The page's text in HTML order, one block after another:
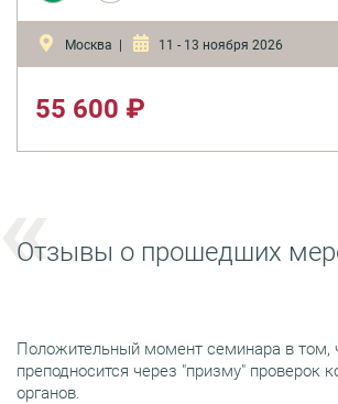
Москва | 11 - 13 ноября 2026
55 600 ₽
Отзывы о прошедших
Положительный момент семинара в том,
преподносится через "призму" проверок
органов.